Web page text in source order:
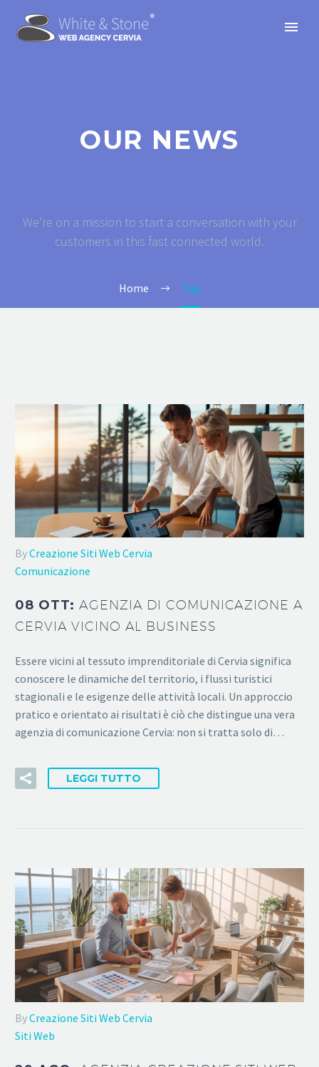
OUR NEWS
We’re on a mission to start a conversation with your
customers in this fast connected world.
Home Tag
ByCreazione Siti Web Cervia
Comunicazione
08 OTT:AGENZIA DI COMUNICAZIONE A
CERVIA VICINO AL BUSINESS
Essere vicini al tessuto imprenditoriale di Cervia significa
conoscere le dinamiche del territorio, i flussi turistici
stagionali e le esigenze delle attività locali. Un approccio
pratico e orientato ai risultati è ciò che distingue una vera
agenzia di comunicazione Cervia: non si tratta solo di…
LEGGI TUTTO
ByCreazione Siti Web Cervia
Siti Web